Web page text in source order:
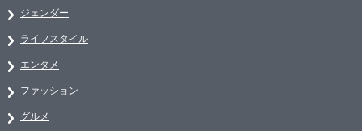
ジェンダー
ライフスタイル
エンタメ
ファッション
グルメ